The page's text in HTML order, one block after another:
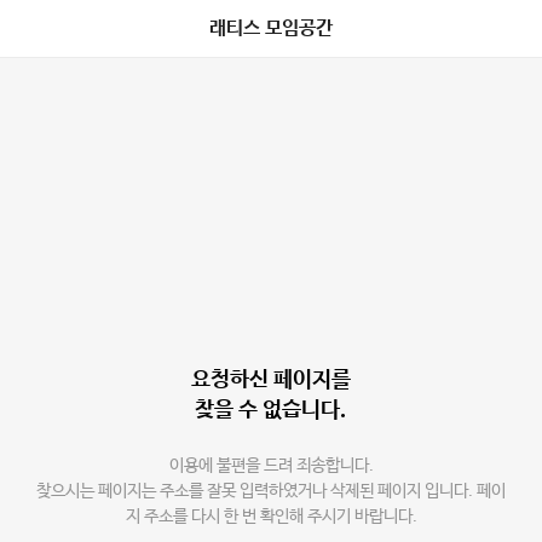
래티스 모임공간
요청하신 페이지를
찾을 수 없습니다.
이용에 불편을 드려 죄송합니다.
찾으시는 페이지는 주소를 잘못 입력하였거나 삭제된 페이지 입니다. 페이
지 주소를 다시 한 번 확인해 주시기 바랍니다.